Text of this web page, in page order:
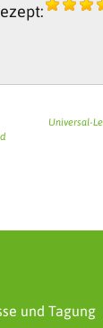
Universal-
und Tagung